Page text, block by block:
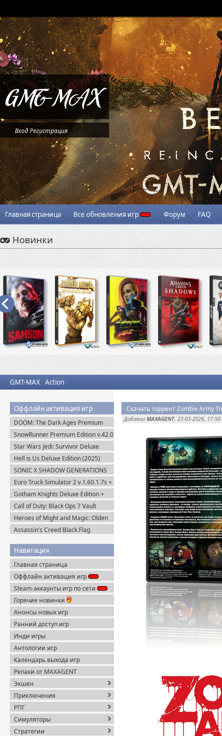
ВходРегистрация
Главная страница Все обновления игр Форум FAQ
Новинки
GMT-MAX Action
Оффлайн активация игр
DOOM: The Dark Ages Premium
Edition + Все DLC (2025) Пиратка
SnowRunner Premium Edition v.42.0
+ Все DLC (2020) Пиратка
Star Wars Jedi: Survivor Deluxe
Edition (2023) Steam-Rip
Hell is Us Deluxe Edition (2025)
Пиратка
SONIC X SHADOW GENERATIONS
(2024) Steam-Rip
Euro Truck Simulator 2 v.1.60.1.7s +
Все DLC (2012) Пиратка
Gotham Knights Deluxe Edition +
Все DLC (2022) Пиратка
Call of Duty: Black Ops 7 Vault
Edition (2025) Steam-Rip
Heroes of Might and Magic: Olden
Era v.0.80.34 (2026) Пиратка
Assassin's Creed Black Flag
Навигация
Главная страница
Оффлайн активация игр
Steam-аккаунты игр по сети
Горячие новинки
Анонсы новых игр
Ранний доступ игр
Инди игры
Антологии игр
Календарь выхода игр
Репаки от MAXAGENT
Экшен
Приключения
РПГ
Симуляторы
Стратегии
Скачать торрент Zombie Army
Добавил MAXAGENT, 23-03-2026, 17:50